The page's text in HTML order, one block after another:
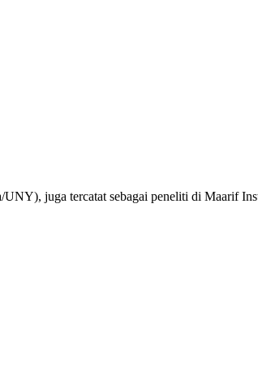
juga tercatat sebagai peneliti di Maarif